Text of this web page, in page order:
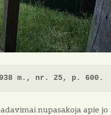
m., nr. 25, p. 600.
nupasakoja apie jo